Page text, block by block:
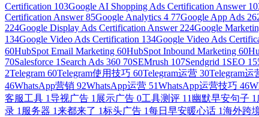
Certification 103Google AI Shopping Ads Certification Answer
Certification Answer85Google Analytics 4 77Google App Ads
224Google Display Ads Certification Answer 224Google
134Google Video Ads Certification 134Google Video Ads
60HubSpot Email Marketing 60HubSpot Inbound Marketing 60
70Salesforce 1 Search Ads 360 70SEMrush 107Sendgrid 1 SEO
2Telegram 60Telegram使用技巧 60Telegram运营 30Telegram运
46WhatsApp营销 92WhatsApp运营 51WhatsApp运营技巧 46
客服工具 1导视广告 1 展示广告 0工具测评 11 幽默早安句子 1
录 1 服务器 1来都来了 1标头广告 1每日早安暖心话 1海外跨